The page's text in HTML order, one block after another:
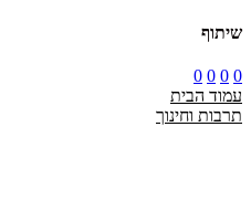
שיתוף
0
0
0
0
עמוד הבית
תרבות וחינוך